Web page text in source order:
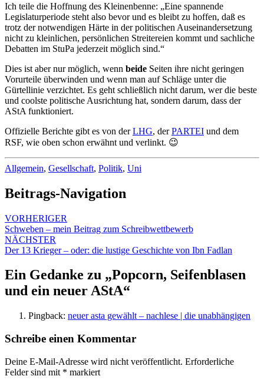
Ich teile die Hoffnung des Kleinenbenne: „Eine spannende
Legislaturperiode steht also bevor und es bleibt zu hoffen, daß es
trotz der notwendigen Härte in der politischen Auseinandersetzung
nicht zu kleinlichen, persönlichen Streitereien kommt und sachliche
Debatten im StuPa jederzeit möglich sind.“
Dies ist aber nur möglich, wenn beide Seiten ihre nicht geringen
Vorurteile überwinden und wenn man auf Schläge unter die
Gürtellinie verzichtet. Es geht schließlich nicht darum, wer die beste
und coolste politische Ausrichtung hat, sondern darum, dass der
AStA funktioniert.
Offizielle Berichte gibt es von derLHG, derPARTEI und dem
RSF, wie oben schon erwähnt und verlinkt. 😉
Allgemein, Gesellschaft, Politik, Uni
Beitrags-Navigation
VORHERIGER
Schweben – mein Beitrag zum Schreibwettbewerb
NÄCHSTER
Der 13 Krieger – oder: die lustige Geschichte von Ibn Fadlan
Ein Gedanke zu „Popcorn, Seifenblasen
und ein neuer AStA“
Pingback: neuer asta gewählt – nachlese | die unabhängigen
Schreibe einen Kommentar
Deine E-Mail-Adresse wird nicht veröffentlicht. Erforderliche
Felder sind mit * markiert